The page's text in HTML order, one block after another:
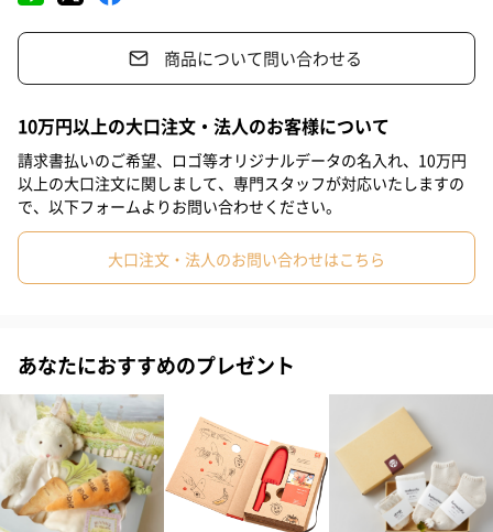
寝かしつけの救世主！心地よい音で赤ちゃんもスヤスヤ。
新生児から使用可能で、8種類の心安らぐ音が赤ちゃんをウトウト
させ、気になる雑音を消してくれるのでどこでもぐっすり眠るこ
とができます。
バッグや衣服のポケットにも入る手のひらサイズで持ち運びが簡
単でいつでも使用できます。
心地よい音でベビーもすやすや
ベビーをウトウトさせるためにシューシューとあやしながら寝か
しつけをしていませんか？
やっと寝かしつけたと思っても赤ちゃんが起きてしまわないか心
配で家の中を歩き回ってそわそわしていませんか？
Wooshh（ウーシュ）は、そんなあなたの救世主！心地良い音で
商品について問い合わせる
10万円以上の大口注文・法人のお客様について
請求書払いのご希望、ロゴ等オリジナルデータの名入れ、10万円
以上の大口注文に関しまして、専門スタッフが対応いたしますの
で、以下フォームよりお問い合わせください。
大口注文・法人のお問い合わせはこちら
あなたにおすすめのプレゼント